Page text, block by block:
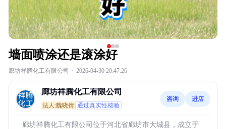
墙面喷涂还是滚涂好
廊坊祥腾化工有限公司 · 2026-04-30 20:47:26
廊坊祥腾化工有限公司
法人:魏晓倩 通过真实性核验
咨询 进店
廊坊祥腾化工有限公司位于河北省廊坊市大城县，成立于